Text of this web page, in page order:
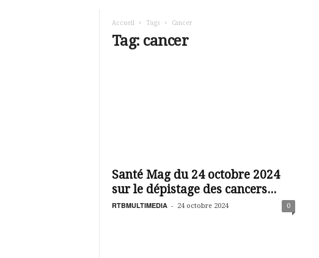
i
Accueil Tags Cancer
Tag: cancer
Santé Mag du 24 octobre 2024
sur le dépistage des cancers...
RTBMULTIMEDIA - 24 octobre 2024 0